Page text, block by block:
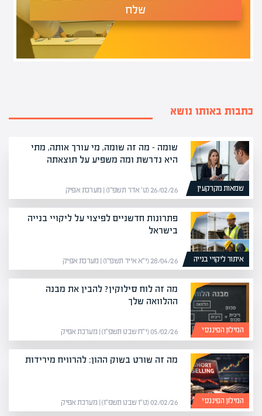
שלח
כתבות באותו נושא
שמאות מקרקעין
שומה – מה זה שומה, מי עורך אותה, מתי
היא נדרשת ומה משפיע על תוצאתה
26/02/26 (ט׳ אדר תשפ״ו) | מערכת אפיק
איתור ליקויי בנייה
פתרונות חדשניים לפיצוי על ליקויי בנייה
בישראל
28/04/26 (י״א אייר תשפ״ו) | מערכת אפיק
המילון הפיננסי
מה זה לוח סילוקין? להבין את מבנה
ההלוואה שלך
05/02/26 (י״ח שבט תשפ״ו) | מערכת אפיק
המילון הפיננסי
מה זה שורט בשוק ההון: להרוויח מירידות
02/02/26 (ט״ו שבט תשפ״ו) | מערכת אפיק